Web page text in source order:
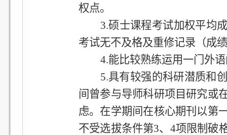
权点。
3.硕士课程考试加权平均
考试无不及格及重修记录（成
4.能比较熟练运用一门外
5.具有较强的科研潜质和
间曾参与导师科研项目研究或
虑。在学期间在核心期刊以第
不受选拔条件第3、4项限制破